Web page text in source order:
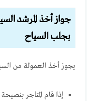
جواز أخذ المرشد
بجلب السياح
يجوز أخذ العمولة من
إذا قام المتاجر